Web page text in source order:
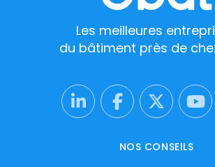
Les meilleures
du bâtiment près de
NOS CONSEILS